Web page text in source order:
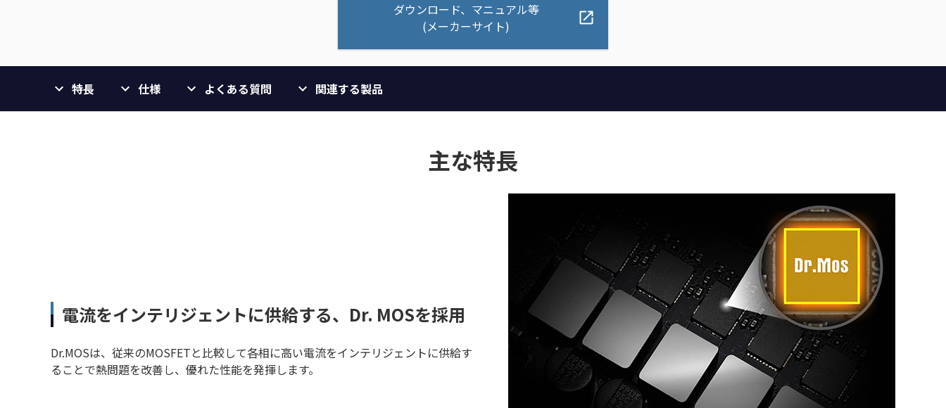
ダウンロード、マニュアル等
(メーカーサイト)
特長 仕様 よくある質問 関連する製品
主な特長
電流をインテリジェントに供給する、Dr. MOSを採用
Dr.MOSは、従来のMOSFETと比較して各相に高い電流をインテリジェントに供給す
ることで熱問題を改善し、優れた性能を発揮します。